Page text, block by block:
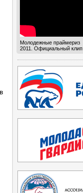
Молодежные праймериз
2011. Официальный клип